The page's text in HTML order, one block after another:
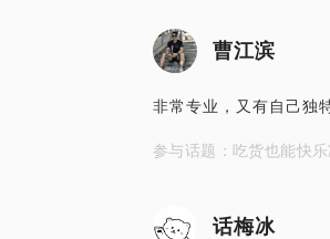
曹江滨
非常专业，又有自己独
参与话题：吃货也能快乐
话梅冰